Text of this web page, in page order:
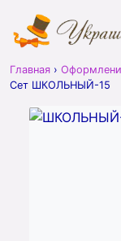
Главная ›
Сет ШКОЛЬНЫЙ-15